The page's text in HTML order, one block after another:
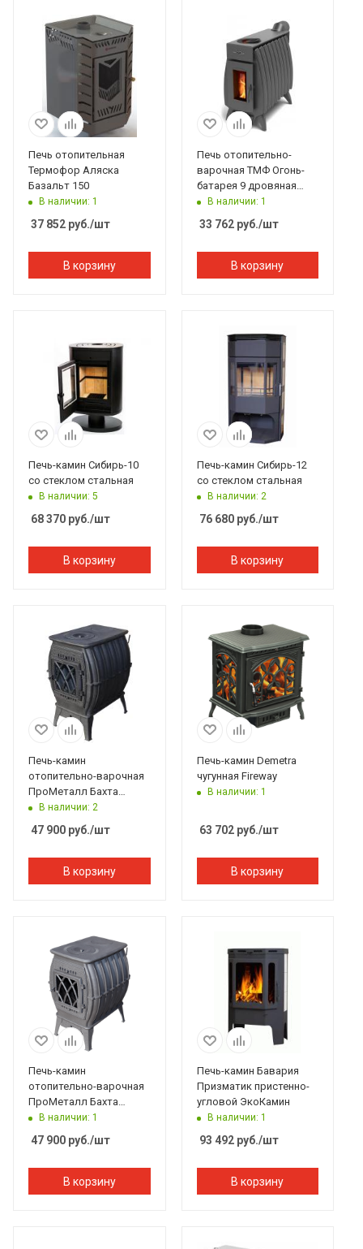
Печь отопительная
Термофор Аляска
Базальт 150
В наличии: 1
37 852 руб./шт
В корзину
Печь отопительно-
варочная ТМФ Огонь-
батарея 9 дровяная
антрацит
В наличии: 1
33 762руб./шт
В корзину
Печь-камин Сибирь-10
со стеклом стальная
В наличии: 5
68 370 руб./шт
В корзину
Печь-камин Сибирь-12
со стеклом стальная
В наличии: 2
76 680руб./шт
В корзину
Печь-камин
отопительно-варочная
ПроМеталл Бахта
черный
В наличии: 2
47 900 руб./шт
В корзину
Печь-камин Demetra
чугунная Fireway
В наличии: 1
63 702руб./шт
В корзину
Печь-камин
отопительно-варочная
ПроМеталл Бахта
серый
В наличии: 1
47 900 руб./шт
В корзину
Печь-камин Бавария
Призматик пристенно-
угловой ЭкоКамин
В наличии: 1
93 492руб./шт
В корзину